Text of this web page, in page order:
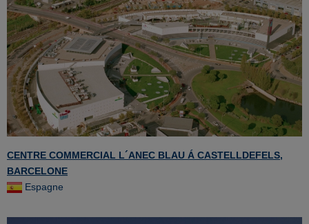
CENTRE COMMERCIAL L´ANEC BLAU Á CASTELLDEFELS,
BARCELONE
Espagne